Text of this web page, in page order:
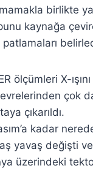
birlikte
kaynağa
ölçümleri X-
çok
çıkarıldı.
kadar
yavaş değişti
üzerindeki